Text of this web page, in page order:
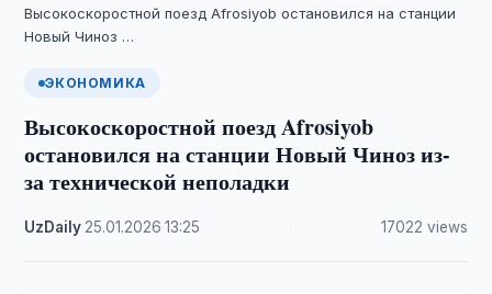
Высокоскоростной поезд Afrosiyob остановился на станции
Новый Чиноз …
ЭКОНОМИКА
Высокоскоростной поезд Afrosiyob
остановился на станции Новый Чиноз из-
за технической неполадки
UzDaily 25.01.2026 ·13:25 17022 views